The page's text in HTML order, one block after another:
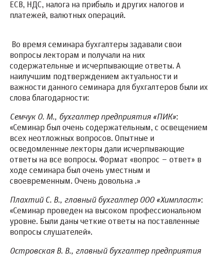
ЕСВ, НДС, налога на прибыль и других налогов и
платежей, валютных операций.
Во время семинара бухгалтеры задавали свои
вопросы лекторам и получали на них
содержательные и исчерпывающие ответы. А
наилучшим подтверждением актуальности и
важности данного семинара для бухгалтеров были их
слова благодарности:
Семчук О. М., бухгалтер предприятия «ПИК»:
«Семинар был очень содержательным, с освещением
всех неотложных вопросов. Опытные и
осведомленные лекторы дали исчерпывающие
ответы на все вопросы. Формат «вопрос – ответ» в
ходе семинара был очень уместным и
своевременным. Очень довольна .»
Плахтий С. В., главный бухгалтер ООО «Химпласт»:
«Семинар проведен на высоком профессиональном
уровне. Были даны четкие ответы на поставленные
вопросы слушателей».
Островская В. В., главный бухгалтер предприятия